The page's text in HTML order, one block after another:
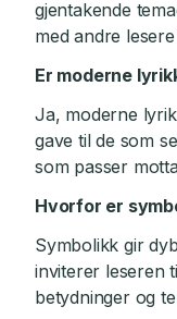
gjentakende
med andre
Er moderne
Ja, moderne
gave til de som
som passer
Hvorfor er
Symbolikk gir
inviterer leseren
betydninger og